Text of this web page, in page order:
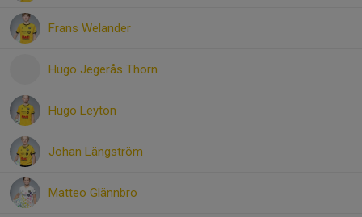
Frans Welander
Hugo Jegerås Thorn
Hugo Leyton
Johan Längström
Matteo Glännbro